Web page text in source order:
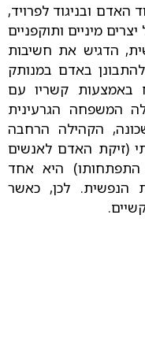
ובניגוד לפרויד,
מיניים ותוקפניים
הדגיש את חשיבות
באדם במנותק
באמצעות קשריו עם
המשפחה הגרעינית
הקהילה הרחבה
(זיקת האדם לאנשים
היא אחד
הנפשית. לכן, כאשר